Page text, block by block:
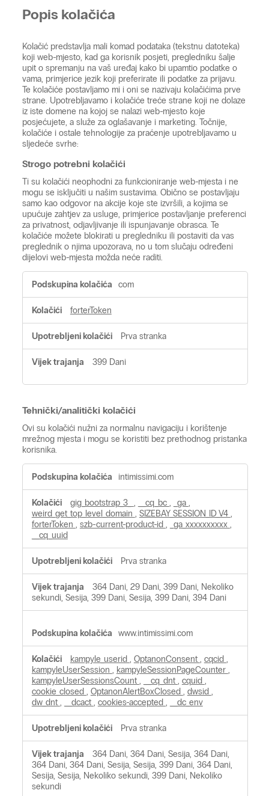
Popis kolačića
Kolačić predstavlja mali komad podataka (tekstnu datoteka)
koji web-mjesto, kad ga korisnik posjeti, pregledniku šalje
upit o spremanju na vaš uređaj kako bi upamtio podatke o
vama, primjerice jezik koji preferirate ili podatke za prijavu.
Te kolačiće postavljamo mi i oni se nazivaju kolačićima prve
strane. Upotrebljavamo i kolačiće treće strane koji ne dolaze
iz iste domene na kojoj se nalazi web-mjesto koje
posjećujete, a služe za oglašavanje i marketing. Točnije,
kolačiće i ostale tehnologije za praćenje upotrebljavamo u
sljedeće svrhe:
Strogo potrebni kolačići
Ti su kolačići neophodni za funkcioniranje web-mjesta i ne
mogu se isključiti u našim sustavima. Obično se postavljaju
samo kao odgovor na akcije koje ste izvršili, a kojima se
upućuje zahtjev za usluge, primjerice postavljanje preferenci
za privatnost, odjavljivanje ili ispunjavanje obrasca. Te
kolačiće možete blokirati u pregledniku ili postaviti da vas
preglednik o njima upozorava, no u tom slučaju određeni
dijelovi web-mjesta možda neće raditi.
potrebni
kolačići
com
forterToken
Prva stranka
399 Dani
Tehnički/analitički kolačići
Ovi su kolačići nužni za normalnu navigaciju i korištenje
mrežnog mjesta i mogu se koristiti bez prethodnog pristanka
korisnika.
kolačići
intimissimi.com
gig_bootstrap_3_ , __cq_bc , _ga ,
weird_get_top_level_domain , SIZEBAY_SESSION_ID_V4 ,
forterToken , szb-current-product-id , _ga_xxxxxxxxxx ,
__cq_uuid
Prva stranka
364 Dani, 29 Dani, 399 Dani, Nekoliko
sekundi, Sesija, 399 Dani, Sesija, 399 Dani, 394 Dani
www.intimissimi.com
kampyle_userid , OptanonConsent , cqcid ,
kampyleUserSession , kampyleSessionPageCounter ,
kampyleUserSessionsCount , __cq_dnt , cquid ,
cookie_closed , OptanonAlertBoxClosed , dwsid ,
dw_dnt , __dcact , cookies-accepted , __dc_env
Prva stranka
364 Dani, 364 Dani, Sesija, 364 Dani,
364 Dani, 364 Dani, Sesija, Sesija, 399 Dani, 364 Dani,
Sesija, Sesija, Nekoliko sekundi, 399 Dani, Nekoliko
sekundi